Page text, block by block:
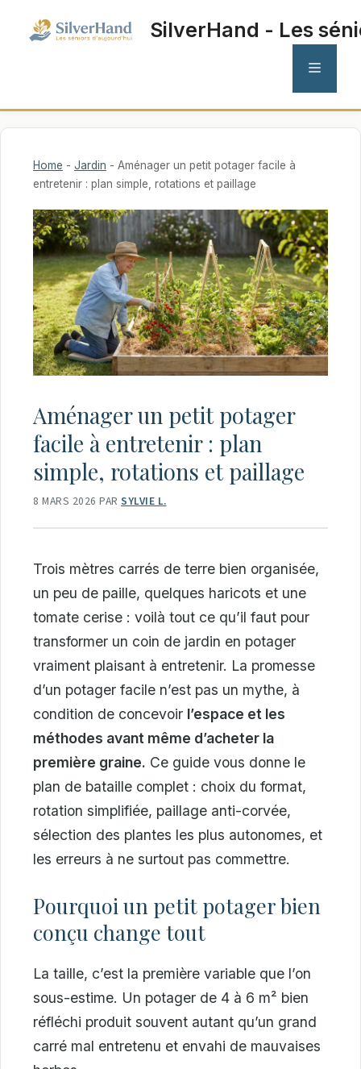
SilverHand - Les
MENU
Home - Jardin - Aménager un petit potager facile à
entretenir : plan simple, rotations et paillage
Aménager un petit potager
facile à entretenir : plan
simple, rotations et paillage
8 MARS 2026 PAR SYLVIE L.
Trois mètres carrés de terre bien organisée,
un peu de paille, quelques haricots et une
tomate cerise : voilà tout ce qu’il faut pour
transformer un coin de jardin en potager
vraiment plaisant à entretenir. La promesse
d’un potager facile n’est pas un mythe, à
condition de concevoir l’espace et les
méthodes avant même d’acheter la
première graine. Ce guide vous donne le
plan de bataille complet : choix du format,
rotation simplifiée, paillage anti-corvée,
sélection des plantes les plus autonomes, et
les erreurs à ne surtout pas commettre.
Pourquoi un petit potager bien
conçu change tout
La taille, c’est la première variable que l’on
sous-estime. Un potager de 4 à 6 m² bien
réfléchi produit souvent autant qu’un grand
carré mal entretenu et envahi de mauvaises